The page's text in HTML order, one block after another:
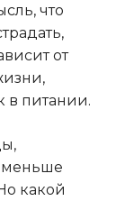
что
от
в питании.
меньше
какой